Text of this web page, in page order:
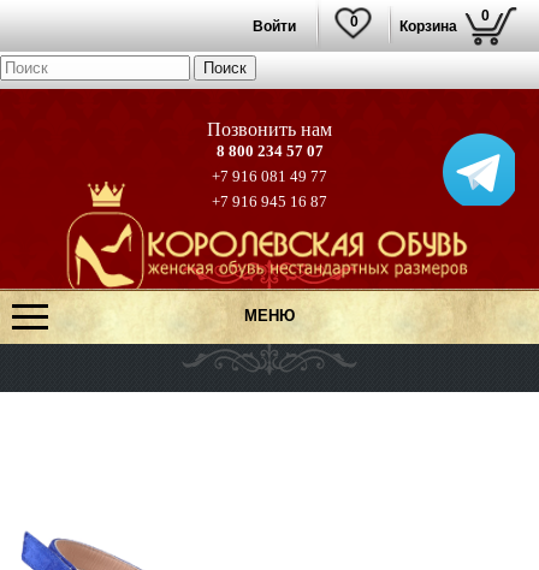
Корзина
0
0
Войти
8 800 234 57 07
+7 916 081 49 77
+7 916 945 16 87
МЕНЮ